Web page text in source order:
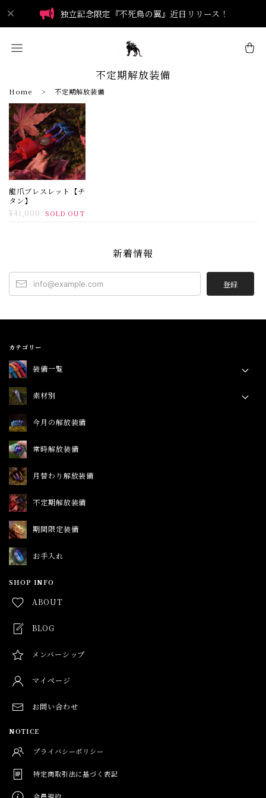
独立記念限定『不死鳥の翼』近日リリース！
不定期解放装備
Home 不定期解放装備
龍爪ブレスレット【チ
タン】
¥41,000
SOLD OUT
新着情報
登録
カテゴリー
装備一覧
リング
ピアス
イヤーカフ
素材別
レザー
今月の解放装備
常時解放装備
月替わり解放装備
不定期解放装備
期間限定装備
お手入れ
SHOP INFO
ABOUT
BLOG
メンバーシップ
マイページ
お問い合わせ
NOTICE
プライバシーポリシー
特定商取引法に基づく表記